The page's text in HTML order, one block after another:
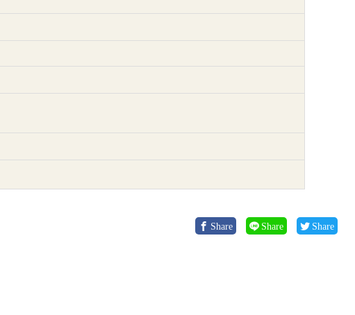
Share Share Share